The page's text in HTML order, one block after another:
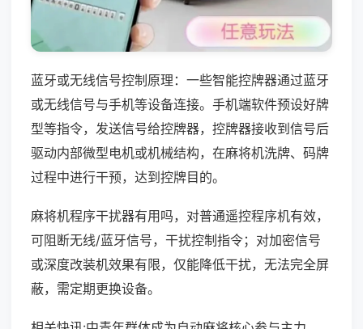
蓝牙或无线信号控制原理：一些智能控牌器通过蓝牙
或无线信号与手机等设备连接。手机端软件预设好牌
型等指令，发送信号给控牌器，控牌器接收到信号后
驱动内部微型电机或机械结构，在麻将机洗牌、码牌
过程中进行干预，达到控牌目的。
麻将机程序干扰器有用吗，对普通遥控程序机有效，
可阻断无线/蓝牙信号，干扰控制指令；对加密信号
或深度改装机效果有限，仅能降低干扰，无法完全屏
蔽，需定期更换设备。